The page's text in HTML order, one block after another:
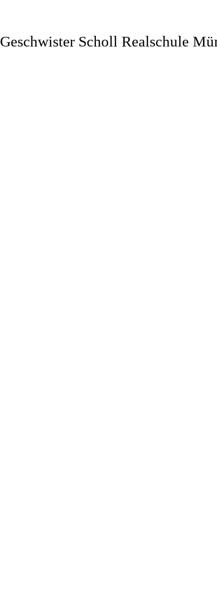
Geschwister Scholl Realschule